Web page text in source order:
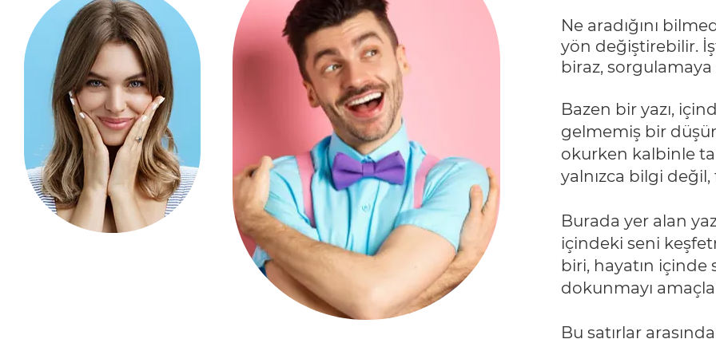
Ne aradığını
yön değiştirebilir.
biraz, sorgulamaya
Bazen bir yazı,
gelmemiş bir
okurken kalbinle
yalnızca bilgi değil,
Burada yer alan
içindeki seni
biri, hayatın içinde
dokunmayı
Bu satırlar